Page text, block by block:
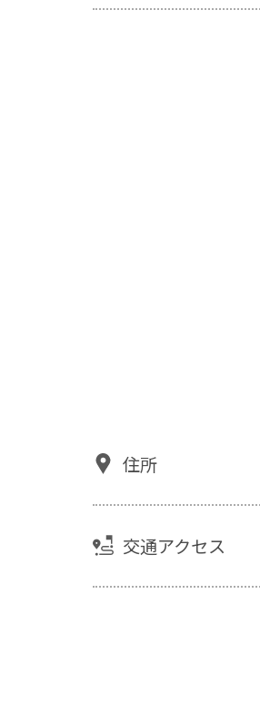
住所
交通アクセス